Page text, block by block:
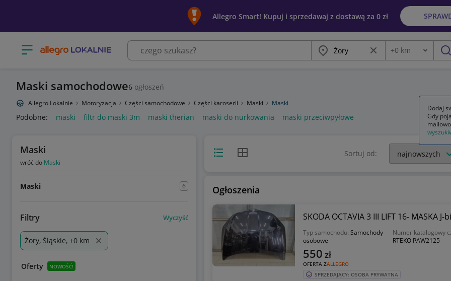
Allegro Smart! Kupuj i sprzedawaj z dostawą za 0 zł
Otwórz menu z kategoriami Miasto Wyczyść frazę
Odległość
+0 km
Maski samochodowe6 ogłoszeń
Allegro Lokalnie Motoryzacja Części samochodowe Części karoserii Maski Maski
Podobne: maski filtr do maski 3m maski therian maski do nurkowania maski przeciwpyłowe
Maski
wróć do Maski
Maski 6
Filtry Wyczyść
Żory, Śląskie, +0 km
Oferty NOWOŚĆ!
Widok listyWidok siatki Sortuj od:
Ogłoszenia
SKODA OCTAVIA 3 III LIFT 16- MASKA J-
Typ samochodu: Samochody
osobowe
Numer katalogowy
RTEKO PAW2125
OFERTA ZALLEGRO
550 zł
SPRZEDAJĄCY: OSOBA PRYWATNA
Dodaj
Gdy